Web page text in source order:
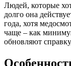
Людей, которые
долго она
года, хотя
чаще – как
обновляют